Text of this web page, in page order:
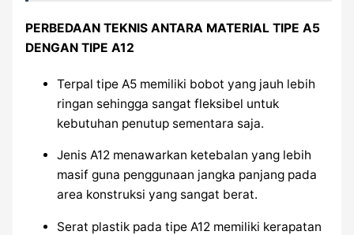
PERBEDAAN TEKNIS ANTARA MATERIAL TIPE A5
DENGAN TIPE A12
Terpal tipe A5 memiliki bobot yang jauh lebih
ringan sehingga sangat fleksibel untuk
kebutuhan penutup sementara saja.
Jenis A12 menawarkan ketebalan yang lebih
masif guna penggunaan jangka panjang pada
area konstruksi yang sangat berat.
Serat plastik pada tipe A12 memiliki kerapatan